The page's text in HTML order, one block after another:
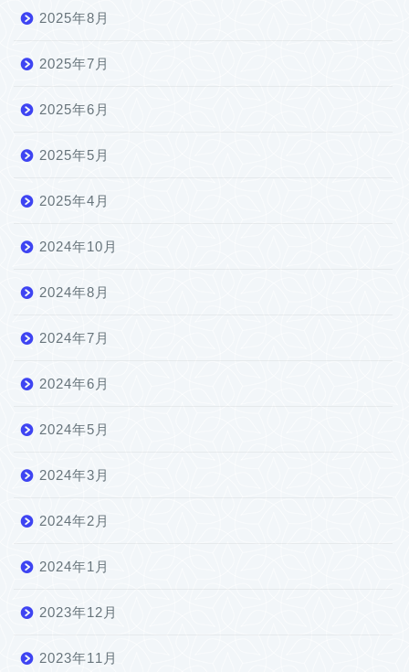
2025年8月
2025年7月
2025年6月
2025年5月
2025年4月
2024年10月
2024年8月
2024年7月
2024年6月
2024年5月
2024年3月
2024年2月
2024年1月
2023年12月
2023年11月